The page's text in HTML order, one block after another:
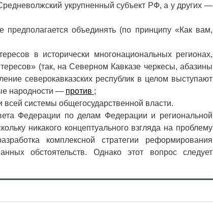
укрупненный субъект РФ, а у других —
предполагается объединять (по принципу «Как вам,
в исторически многонациональных регионах,
(так, на Северном Кавказе черкесы, абазины
северокавказских республик в целом выступают
народности — против ;
системы общегосударственной власти.
Федерации по делам Федерации и региональной
никакого концептуального взгляда на проблему
комплексной стратегии реформирования
обстоятельств. Однако этот вопрос следует